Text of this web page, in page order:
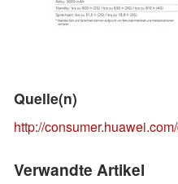
Quelle(n)
http://
Verwandte Artikel